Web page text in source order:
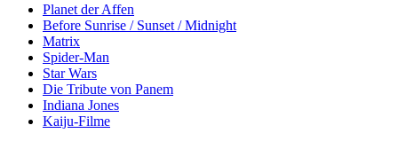
Planet der Affen
Before Sunrise / Sunset / Midnight
Matrix
Spider-Man
Star Wars
Die Tribute von Panem
Indiana Jones
Kaiju-Filme